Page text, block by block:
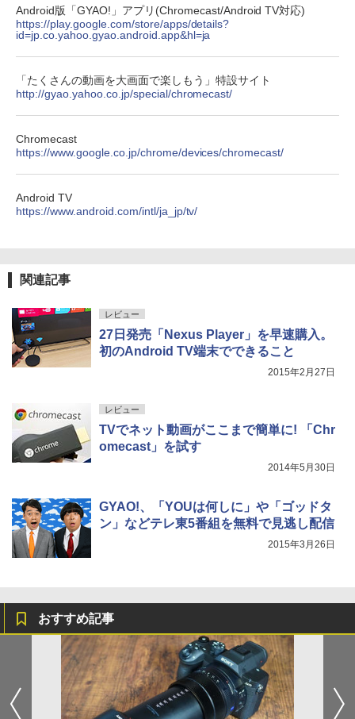
Android版「GYAO!」アプリ(Chromecast/Android TV対応)
https://play.google.com/store/apps/details?
id=jp.co.yahoo.gyao.android.app&hl=ja
「たくさんの動画を大画面で楽しもう」特設サイト
http://gyao.yahoo.co.jp/special/chromecast/
Chromecast
https://www.google.co.jp/chrome/devices/chromecast/
Android TV
https://www.android.com/intl/ja_jp/tv/
関連記事
レビュー
27日発売「Nexus Player」を早速購入。
初のAndroid TV端末でできること
2015年2月27日
レビュー
TVでネット動画がここまで簡単に! 「Chr
omecast」を試す
2014年5月30日
GYAO!、「YOUは何しに」や「ゴッドタ
ン」などテレ東5番組を無料で見逃し配信
2015年3月26日
おすすめ記事